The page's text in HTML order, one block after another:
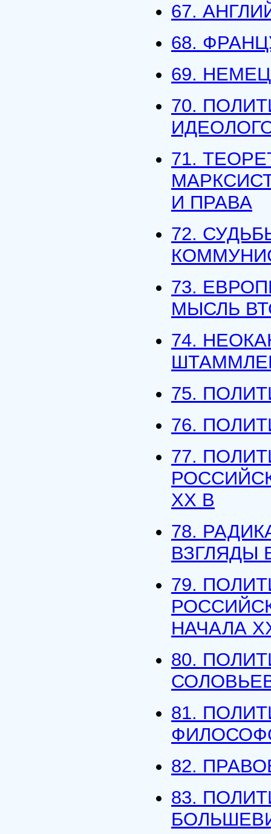
67.
68.
69.
70.
71.
И ПРАВА
72.
73.
МЫСЛЬ
74.
75.
76.
77.
XX В
78.
ВЗГЛЯДЫ
79.
НАЧАЛА
80.
81.
82.
83.